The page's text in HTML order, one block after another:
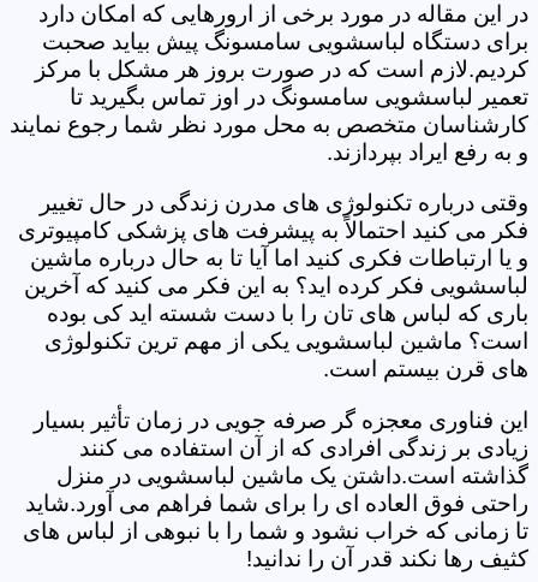
در این مقاله در مورد برخی از ارورهایی که امکان دارد
برای دستگاه لباسشویی سامسونگ پیش بیاید صحبت
کردیم.لازم است که در صورت بروز هر مشکل با مرکز
تعمیر لباسشویی سامسونگ در اوز تماس بگیرید تا
کارشناسان متخصص به محل مورد نظر شما رجوع نمایند
و به رفع ایراد بپردازند.
وقتی درباره تکنولوژی های مدرن زندگی در حال تغییر
فکر می کنید احتمالاً به پیشرفت های پزشکی کامپیوتری
و یا ارتباطات فکری کنید اما آیا تا به حال درباره ماشین
لباسشویی فکر کرده اید؟ به این فکر می کنید که آخرین
باری که لباس های تان را با دست شسته اید کی بوده
است؟ ماشین لباسشویی یکی از مهم ترین تکنولوژی
های قرن بیستم است.
این فناوری معجزه گر صرفه جویی در زمان تأثیر بسیار
زیادی بر زندگی افرادی که از آن استفاده می کنند
گذاشته است.داشتن یک ماشین لباسشویی در منزل
راحتی فوق العاده ای را برای شما فراهم می آورد.شاید
تا زمانی که خراب نشود و شما را با نبوهی از لباس های
کثیف رها نکند قدر آن را ندانید!